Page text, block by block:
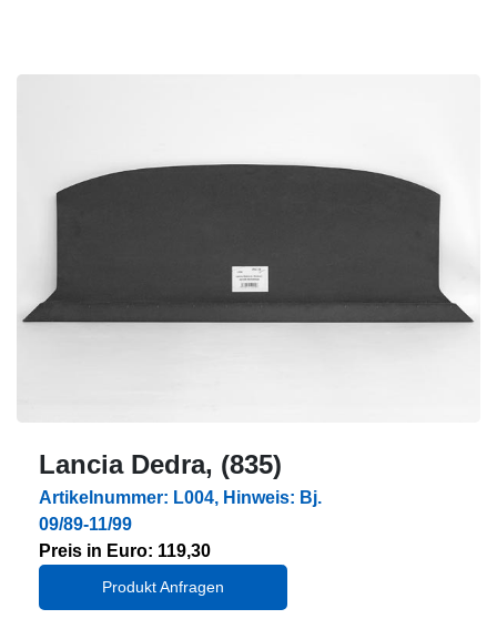
Lancia Dedra, (835)
Artikelnummer: L004, Hinweis: Bj.
09/89-11/99
Preis in Euro: 119,30
Produkt Anfragen